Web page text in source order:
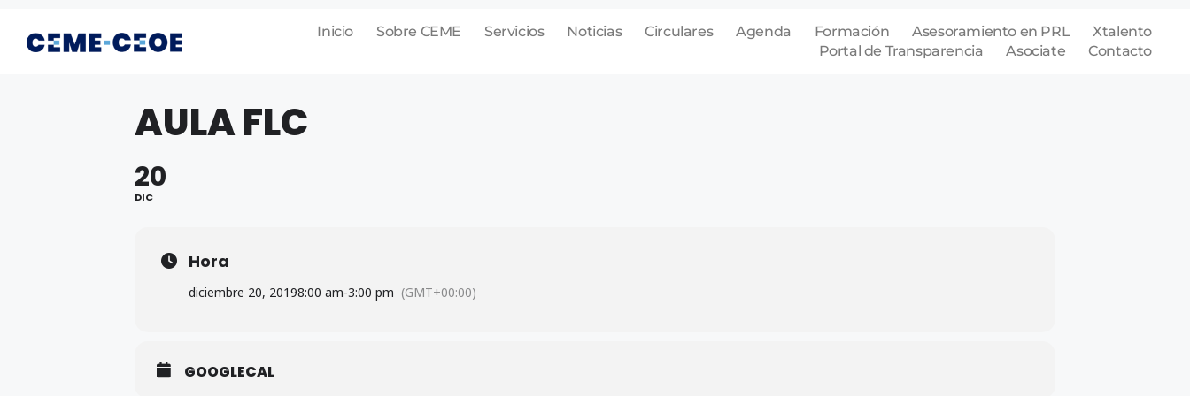
Inicio Sobre CEME Servicios Noticias Circulares Agenda Formación Asesoramiento en PRL
Xtalento
Portal de Transparencia
Asociate Contacto
AULA FLC
20
DIC
Hora
diciembre 20, 20198:00 am-3:00 pm (GMT+00:00)
GOOGLECAL